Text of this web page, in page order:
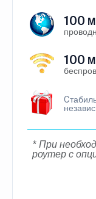
100
100
* При
роутер с